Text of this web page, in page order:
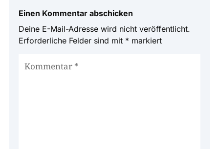
Einen Kommentar abschicken
Deine E-Mail-Adresse wird nicht veröffentlicht.
Erforderliche Felder sind mit * markiert